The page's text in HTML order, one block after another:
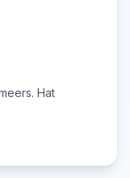
Hat